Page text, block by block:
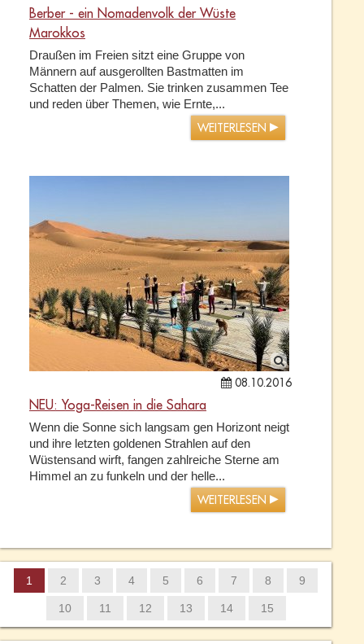
Berber - ein Nomadenvolk der Wüste
Marokkos
Draußen im Freien sitzt eine Gruppe von
Männern auf ausgerollten Bastmatten im
Schatten der Palmen. Sie trinken zusammen Tee
und reden über Themen, wie Ernte,...
WEITERLESEN
08.10.2016
NEU: Yoga-Reisen in die Sahara
Wenn die Sonne sich langsam gen Horizont neigt
und ihre letzten goldenen Strahlen auf den
Wüstensand wirft, fangen zahlreiche Sterne am
Himmel an zu funkeln und der helle...
WEITERLESEN
1 2 3 4 5 6 7 8 9
10 11 12 13 14 15